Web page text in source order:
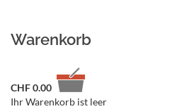
Warenkorb
CHF0.00
Ihr Warenkorb ist leer